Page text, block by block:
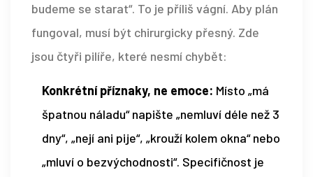
budeme se starat“. To je příliš vágní. Aby plán
fungoval, musí být chirurgicky přesný. Zde
jsou čtyři pilíře, které nesmí chybět:
Konkrétní příznaky, ne emoce: Místo „má
špatnou náladu“ napište „nemluví déle než 3
dny“, „nejí ani pije“, „krouží kolem okna“ nebo
„mluví o bezvýchodnosti“. Specifičnost je